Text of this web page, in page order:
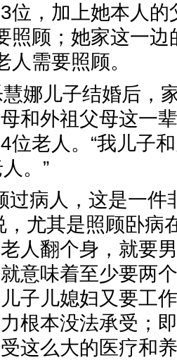
位，加上她本人
照顾；她家这一
老人需要照顾。
娜儿子结婚后，
和外祖父母这一
位老人。“我儿子
人。”
过病人，这是一件
，尤其是照顾卧病
人翻个身，就要
意味着至少要两
子儿媳妇又要工
根本没法承受；
受这么大的医疗和